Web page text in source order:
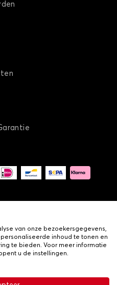
•Privacy- en cookiebeleid
van onze bezoekersgegevens,
inhoud te tonen en
te bieden. Voor meer informatie
u de instellingen.